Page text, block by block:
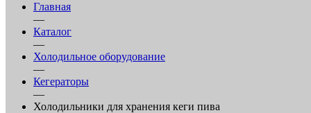
Главная
—
Каталог
—
Холодильное оборудование
—
Кегераторы
—
Холодильники для хранения кеги пива